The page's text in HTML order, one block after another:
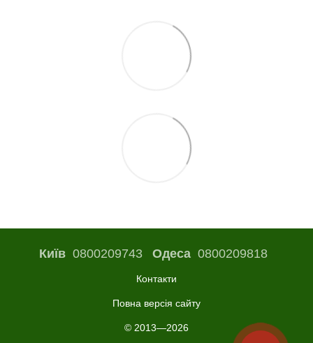
Київ0800209743 Одеса0800209818
Контакти
Повна версія сайту
© 2013—2026